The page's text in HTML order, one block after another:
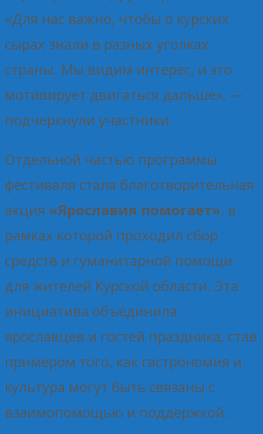
«Для нас важно, чтобы о курских
сырах знали в разных уголках
страны. Мы видим интерес, и это
мотивирует двигаться дальше», —
подчеркнули участники.
Отдельной частью программы
фестиваля стала благотворительная
акция «Ярославия помогает», в
рамках которой проходил сбор
средств и гуманитарной помощи
для жителей Курской области. Эта
инициатива объединила
ярославцев и гостей праздника, став
примером того, как гастрономия и
культура могут быть связаны с
взаимопомощью и поддержкой.